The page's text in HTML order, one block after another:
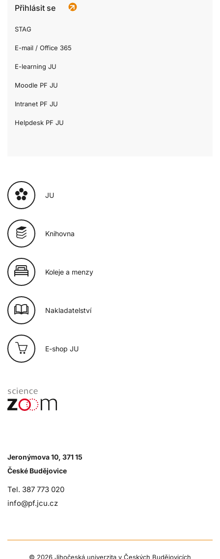
Přihlásit se
STAG
E-mail / Office 365
E-learning JU
Moodle PF JU
Intranet PF JU
Helpdesk PF JU
JU
Knihovna
Koleje a menzy
Nakladatelství
E-shop JU
Jeronýmova 10, 371 15
České Budějovice
Tel. 387 773 020
info@pf.jcu.cz
© 2026 Jihočeská univerzita v Českých Budějovicích